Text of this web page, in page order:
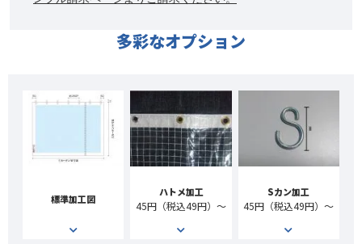
多彩なオプション
標準加工図
ハトメ加工
45円（税込49円）～
Sカン加工
45円（税込49円）～